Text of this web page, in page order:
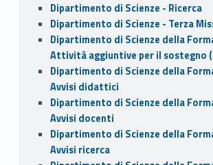
Dipartimento di Scienze - Ricerca
Dipartimento di Scienze - Terza
Dipartimento di Scienze della
Attività aggiuntive per il sostegno
Dipartimento di Scienze della
Avvisi didattici
Dipartimento di Scienze della
Avvisi docenti
Dipartimento di Scienze della
Avvisi ricerca